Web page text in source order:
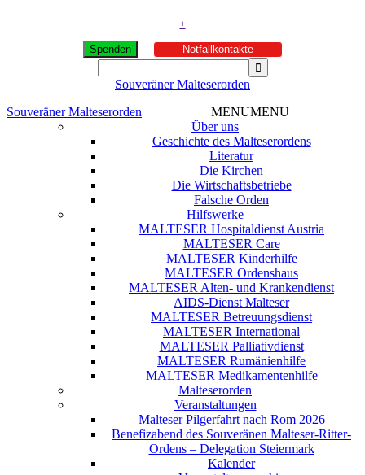
+
Spenden Notfallkontakte
Souveräner Malteserorden
Souveräner Malteserorden
MENUMENU
Über uns
Geschichte des Malteserordens
Literatur
Die Kirchen
Die Wirtschaftsbetriebe
Falsche Orden
Hilfswerke
MALTESER Hospitaldienst Austria
MALTESER Care
MALTESER Kinderhilfe
MALTESER Ordenshaus
MALTESER Alten- und Krankendienst
AIDS-Dienst Malteser
MALTESER Betreuungsdienst
MALTESER International
MALTESER Palliativdienst
MALTESER Rumänienhilfe
MALTESER Medikamentenhilfe
Malteserorden
Veranstaltungen
Malteser Pilgerfahrt nach Rom 2026
Benefizabend des Souveränen Malteser-Ritter-
Ordens – Delegation Steiermark
Kalender